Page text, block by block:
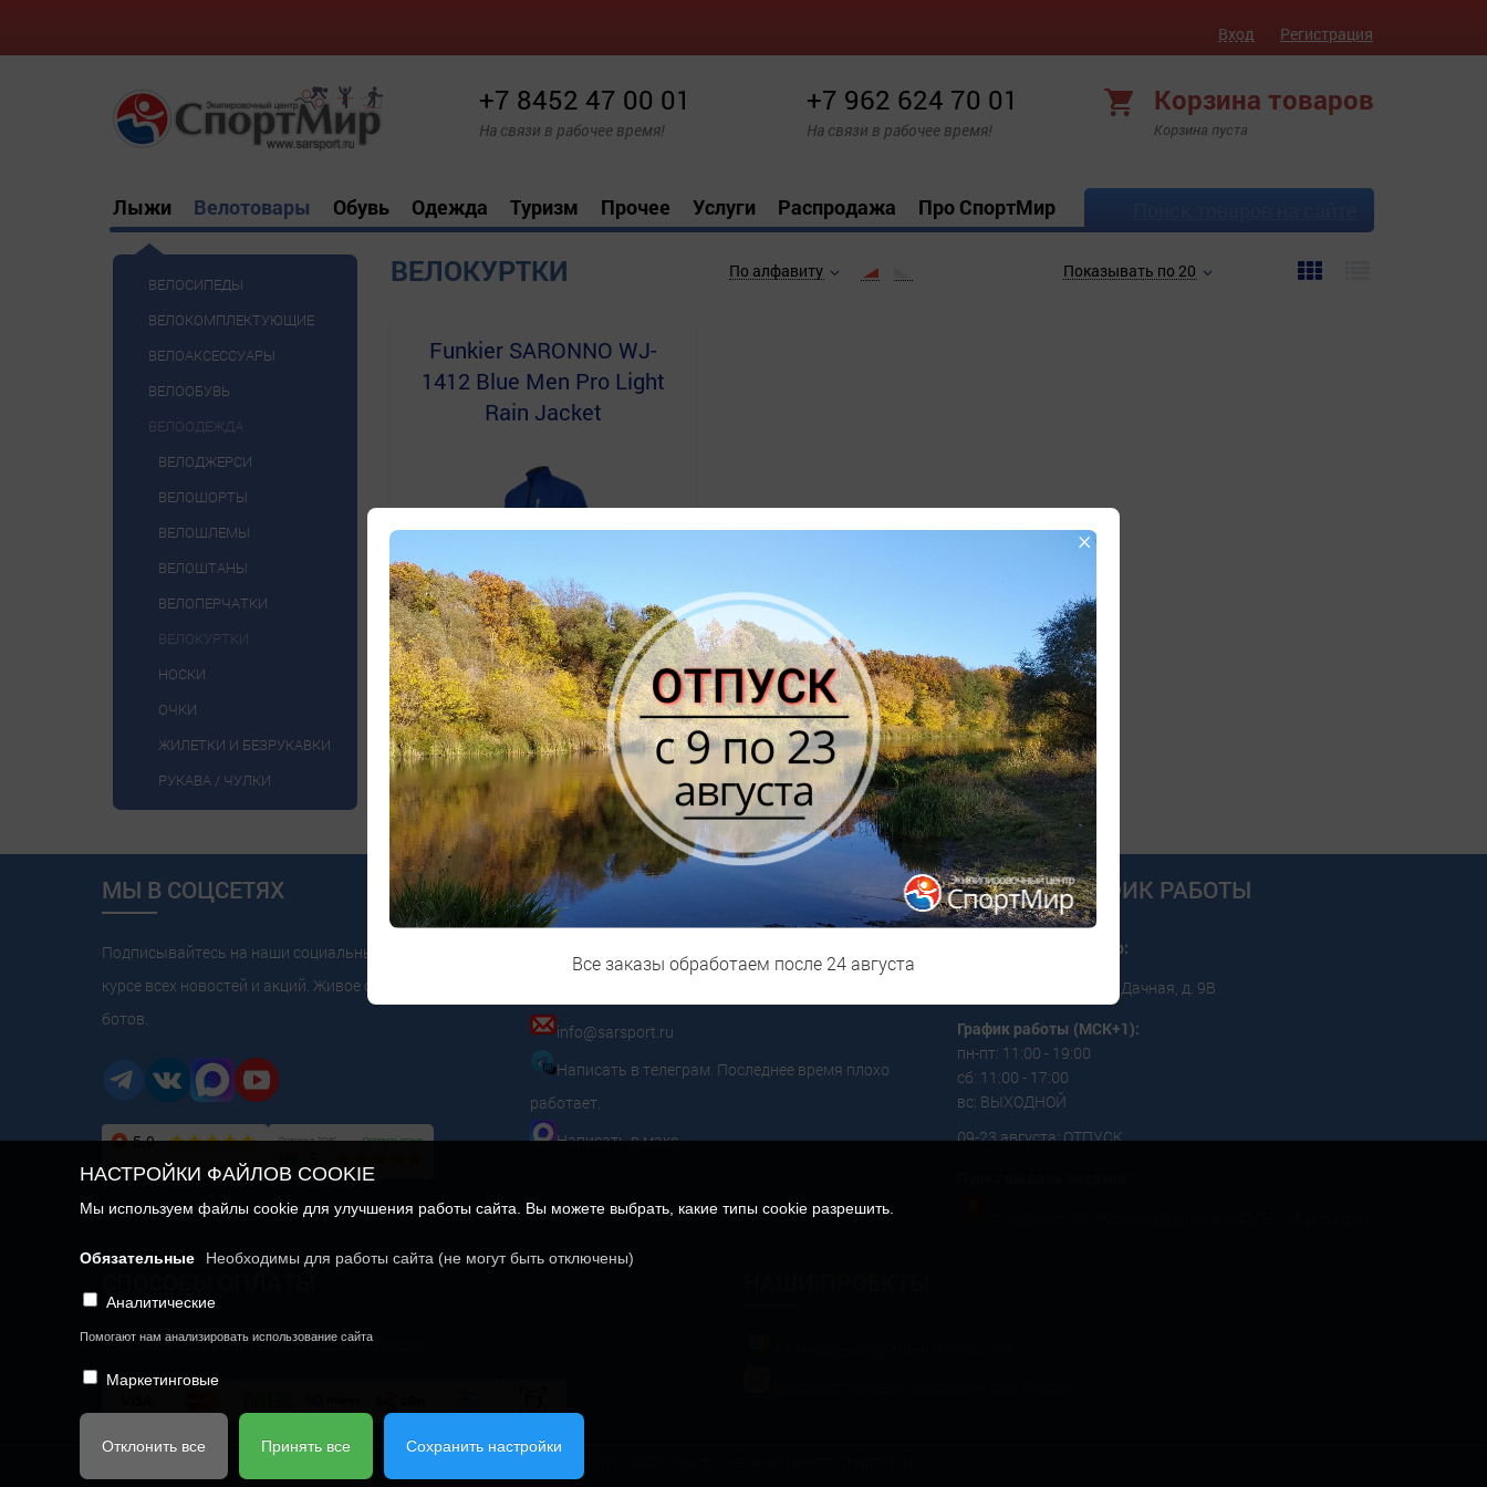
Вход Регистрация
+7 8452 47 00 01
На связи в рабочее время!
+7 962 624 70 01
На связи в рабочее время!
Корзина товаров
Корзина пуста
Лыжи Велотовары Обувь Одежда Туризм Прочее Услуги Распродажа Про СпортМир
ВЕЛОСИПЕДЫ
ВЕЛОКОМПЛЕКТУЮЩИЕ
ВЕЛОАКСЕССУАРЫ
ВЕЛООБУВЬ
ВЕЛООДЕЖДА
ВЕЛОДЖЕРСИ
ВЕЛОШОРТЫ
ВЕЛОШЛЕМЫ
ВЕЛОШТАНЫ
ВЕЛОПЕРЧАТКИ
ВЕЛОКУРТКИ
НОСКИ
ОЧКИ
ЖИЛЕТКИ И БЕЗРУКАВКИ
РУКАВА / ЧУЛКИ
По алфавиту Показывать по 20
ВЕЛОКУРТКИ
Funkier SARONNO WJ-
1412 Blue Men Pro Light
Rain Jacket
4470Р
МЫ В СОЦСЕТЯХ
Подписывайтесь на наши социальные сети, чтобы быть в
курсе всех новостей и акций. Живое общение без ИИ и чат-
ботов.
КОНТАКТЫ
+7 (8452) 47-00-01
info@sarsport.ru
Написать в телеграм. Последнее время плохо
работает.
Написать в макс
АДРЕС И ГРАФИК РАБОТЫ
Экипировочный центр:
г. Саратов, ул. 5-я Дачная, д. 9В
График работы (МСК+1):
пн-пт: 11:00 - 19:00
сб: 11:00 - 17:00
вс: ВЫХОДНОЙ
09-23 августа: ОТПУСК
У нас можно оплатить следующим образом:
НАСТРОЙКИ ФАЙЛОВ COOKIE
Мы используем файлы cookie для улучшения работы сайта. Вы можете выбрать, какие типы cookie разрешить.
Обязательные Необходимы для работы сайта (не могут быть отключены)
Аналитические
Помогают нам анализировать использование сайта
Маркетинговые
Отклонить все Принять все Сохранить настройки
×
Все заказы обработаем после 24 августа